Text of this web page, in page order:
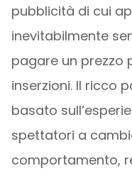
pubblicità di cui
inevitabilmente
pagare un prezzo
inserzioni. Il ricco
basato
spettatori a
comportamento,